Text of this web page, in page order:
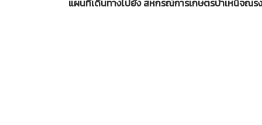
แผนที่เดินทางไปยัง สหกรณ์การเกษตรบำเหน็จณร